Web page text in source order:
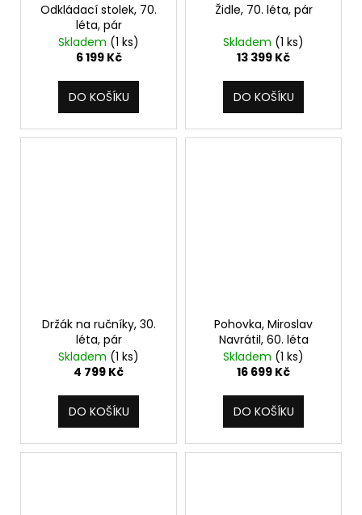
Odkládací stolek, 70.
léta, pár
Skladem (1 ks)
6 199 Kč
DO KOŠÍKU
Židle, 70. léta, pár
Skladem (1 ks)
13 399 Kč
DO KOŠÍKU
Držák na ručníky, 30.
léta, pár
Skladem (1 ks)
4 799 Kč
DO KOŠÍKU
Pohovka, Miroslav
Navrátil, 60. léta
Skladem (1 ks)
16 699 Kč
DO KOŠÍKU